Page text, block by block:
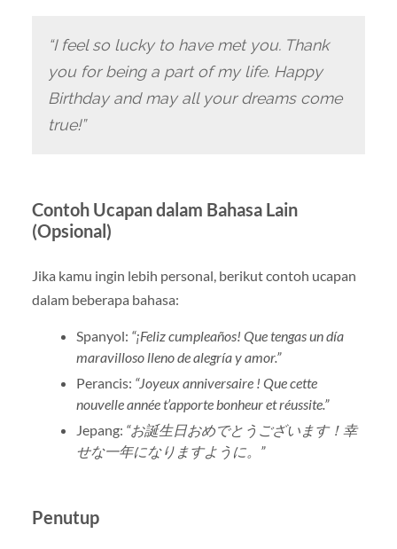
“I feel so lucky to have met you. Thank
you for being a part of my life. Happy
Birthday and may all your dreams come
true!”
Contoh Ucapan dalam Bahasa Lain
(Opsional)
Jika kamu ingin lebih personal, berikut contoh ucapan
dalam beberapa bahasa:
Spanyol: “¡Feliz cumpleaños! Que tengas un día
maravilloso lleno de alegría y amor.”
Perancis: “Joyeux anniversaire ! Que cette
nouvelle année t’apporte bonheur et réussite.”
Jepang: “お誕生日おめでとうございます！幸
せな一年になりますように。”
Penutup